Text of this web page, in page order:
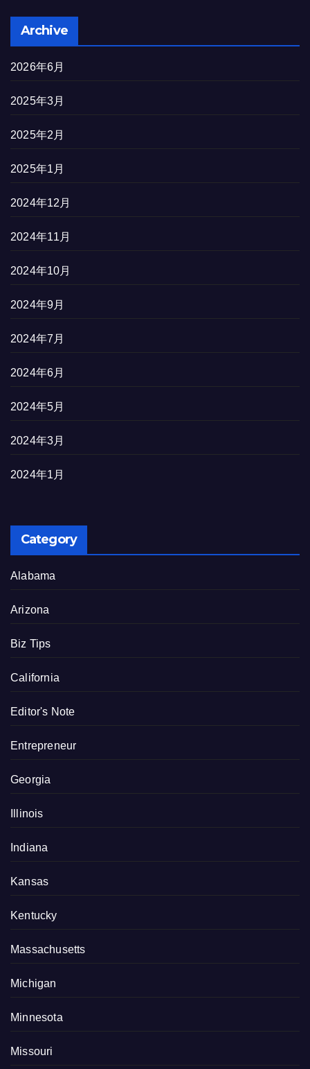
Archive
2026年6月
2025年3月
2025年2月
2025年1月
2024年12月
2024年11月
2024年10月
2024年9月
2024年7月
2024年6月
2024年5月
2024年3月
2024年1月
Category
Alabama
Arizona
Biz Tips
California
Editor's Note
Entrepreneur
Georgia
Illinois
Indiana
Kansas
Kentucky
Massachusetts
Michigan
Minnesota
Missouri